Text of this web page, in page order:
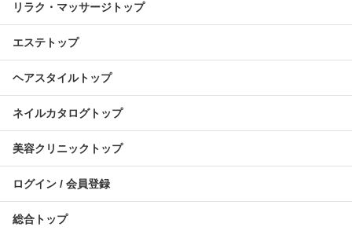
リラク・マッサージトップ
エステトップ
ヘアスタイルトップ
ネイルカタログトップ
美容クリニックトップ
ログイン / 会員登録
総合トップ